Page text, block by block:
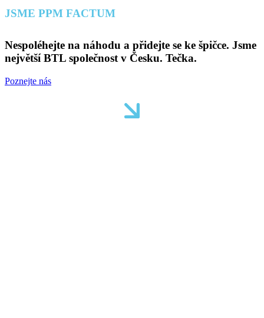
JSME PPM FACTUM
Nespoléhejte na náhodu a přidejte se ke špičce. Jsme
největší BTL společnost v Česku. Tečka.
Poznejte nás